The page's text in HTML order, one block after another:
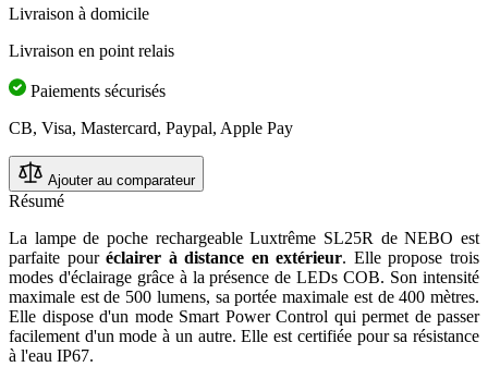
Livraison à domicile
Livraison en point relais
Paiements sécurisés
CB, Visa, Mastercard, Paypal, Apple Pay
Ajouter au comparateur
Résumé
La lampe de poche rechargeable Luxtrême SL25R de NEBO est
parfaite pouréclairer à distance en extérieur. Elle propose trois
modes d'éclairage grâce à la présence de LEDs COB. Son intensité
maximale est de 500 lumens, sa portée maximale est de 400 mètres.
Elle dispose d'un mode Smart Power Control qui permet de passer
facilement d'un mode à un autre. Elle est certifiée pour sa résistance
à l'eau IP67.